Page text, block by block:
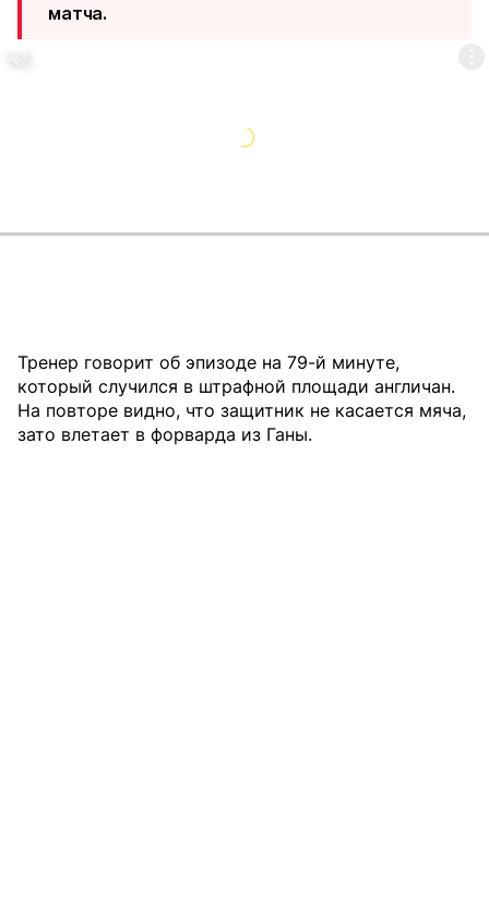
матча.
Тренер говорит об эпизоде на 79-й минуте,
который случился в штрафной площади англичан.
На повторе видно, что защитник не касается мяча,
зато влетает в форварда из Ганы.